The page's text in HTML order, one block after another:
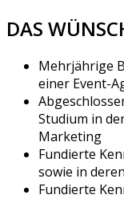
DAS
Mehrjährige
einer Event-
Studium in
Marketing
Fundierte
sowie in
Fundierte